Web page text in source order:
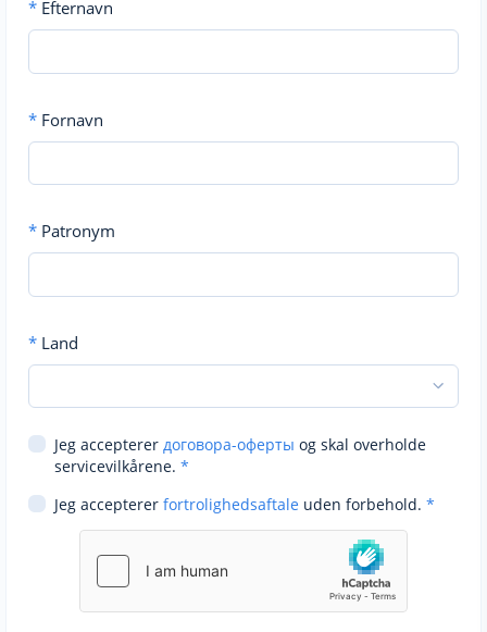
* Efternavn
* Fornavn
* Patronym
* Land
Jeg accepterer договора-оферты og skal overholde
servicevilkårene. *
Jeg accepterer fortrolighedsaftale uden forbehold. *